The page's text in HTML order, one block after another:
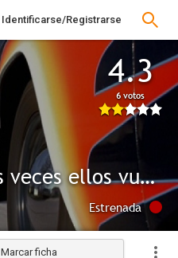
Identificarse/Registrarse
4.3
6 votos
Algunas veces ellos vuelven
Estrenada
Marcar ficha